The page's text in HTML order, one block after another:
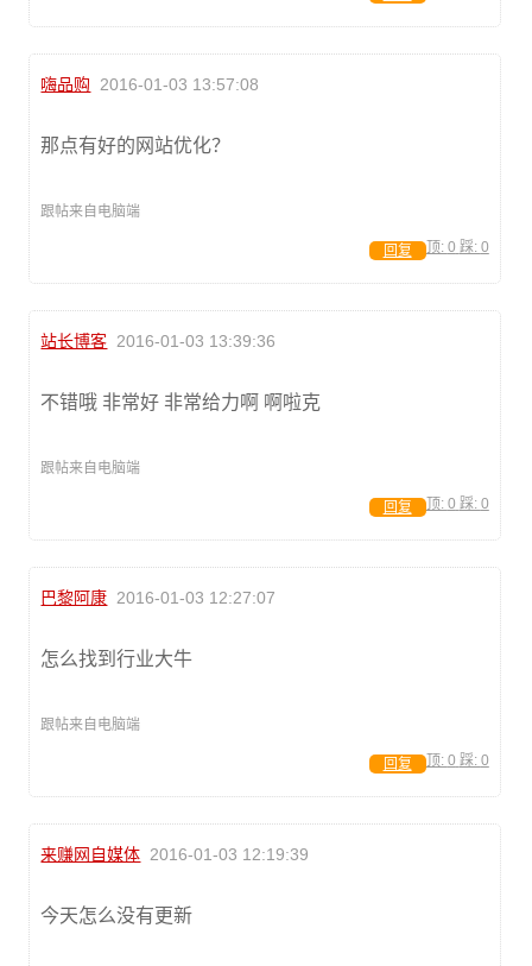
嗨品购 2016-01-03 13:57:08
那点有好的网站优化？
跟帖来自电脑端
顶: 0 踩: 0
回复
站长博客 2016-01-03 13:39:36
不错哦 非常好 非常给力啊 啊啦克
跟帖来自电脑端
顶: 0 踩: 0
回复
巴黎阿康 2016-01-03 12:27:07
怎么找到行业大牛
跟帖来自电脑端
顶: 0 踩: 0
回复
来赚网自媒体 2016-01-03 12:19:39
今天怎么没有更新